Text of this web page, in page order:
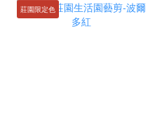
莊園限定色